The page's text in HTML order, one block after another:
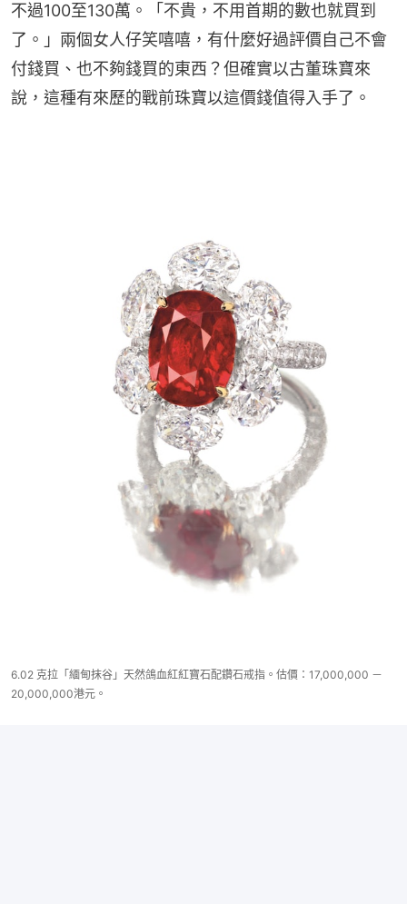
不過100至130萬。「不貴，不用首期的數也就買到
了。」兩個女人仔笑嘻嘻，有什麼好過評價自己不會
付錢買、也不夠錢買的東西？但確實以古董珠寶來
說，這種有來歷的戰前珠寶以這價錢值得入手了。
6.02 克拉「緬甸抹谷」天然鴿血紅紅寶石配鑽石戒指。估價：17,000,000 －
20,000,000港元。